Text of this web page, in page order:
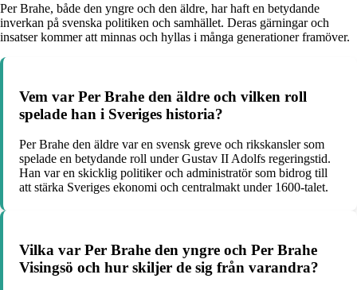
Per Brahe, både den yngre och den äldre, har haft en betydande
inverkan på svenska politiken och samhället. Deras gärningar och
insatser kommer att minnas och hyllas i många generationer framöver.
Vem var Per Brahe den äldre och vilken roll
spelade han i Sveriges historia?
Per Brahe den äldre var en svensk greve och rikskansler som
spelade en betydande roll under Gustav II Adolfs regeringstid.
Han var en skicklig politiker och administratör som bidrog till
att stärka Sveriges ekonomi och centralmakt under 1600-talet.
Vilka var Per Brahe den yngre och Per Brahe
Visingsö och hur skiljer de sig från varandra?